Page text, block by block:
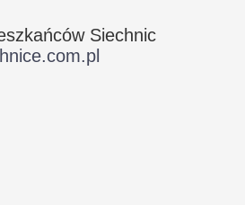
Siechnic